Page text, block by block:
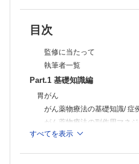
Q-01 胃がん患者に処方されたS-1
Q-02 S-1服用中に生じた眼の違和
Q-03 胃がん患者へのワルファリ
Q-04 ロンサーフの服用方法の注意
Q-05 胃がん患者に追加されたし
Q-06 抗がん薬によって異なる末
Q-07 プレガバリン投与後に出現
Q-08 ゼローダによる手足症候群
Q-09 抗がん薬による手足症候群
Q-11 ロンサーフの服用中に中止
認ください。
推奨ブラウザ： Firefox 最新版 /
目次
監修に当たって
執筆者一覧
Part.1 基礎知識編
胃がん
がん薬物療法の基礎知識/ 症
がん薬物療法の副作用マネジ
大腸がん
すべてを表示